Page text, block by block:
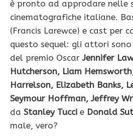
è pronto ad approdare nelle
cinematografiche italiane.
(Francis Larewce) e cast per
questo sequel: gli attori
del premio Oscar Jennifer
Hutcherson, Liam
Harrelson, Elizabeth Banks,
Seymour Hoffman, Jeffrey
da Stanley Tucci e Donald
male, vero?